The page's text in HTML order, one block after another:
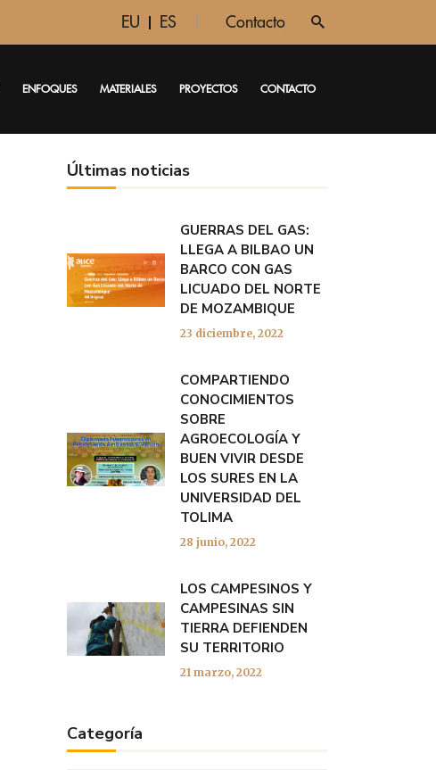
EU ES Contacto
ENFOQUES MATERIALES PROYECTOS CONTACTO
Últimas noticias
GUERRAS DEL GAS:
LLEGA A BILBAO UN
BARCO CON GAS
LICUADO DEL NORTE
DE MOZAMBIQUE
23 diciembre, 2022
COMPARTIENDO
CONOCIMIENTOS
SOBRE
AGROECOLOGÍA Y
BUEN VIVIR DESDE
LOS SURES EN LA
UNIVERSIDAD DEL
TOLIMA
28 junio, 2022
LOS CAMPESINOS Y
CAMPESINAS SIN
TIERRA DEFIENDEN
SU TERRITORIO
21 marzo, 2022
Categoría